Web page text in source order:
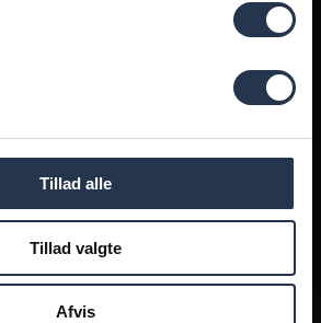
Tillad alle
Tillad valgte
Afvis